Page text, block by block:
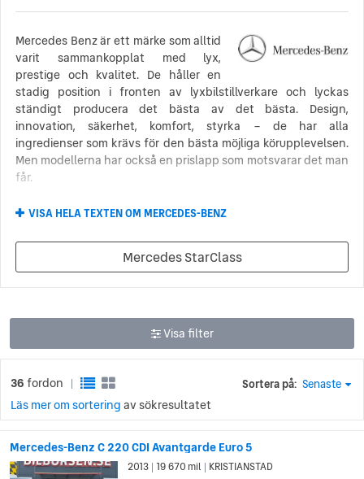
Mercedes Benz är ett märke som alltid
varit sammankopplat med lyx,
prestige och kvalitet. De håller en
stadig position i fronten av lyxbilstillverkare och lyckas
ständigt producera det bästa av det bästa. Design,
innovation, säkerhet, komfort, styrka – de har alla
ingredienser som krävs för den bästa möjliga körupplevelsen.
Men modellerna har också en prislapp som motsvarar det man
får.
När man letar efter en lyxig bil i den högre prisklassen kan
är ute efter en liten familjebil som Mercedes Benz A-klass, en
lyxig suv som GLC-klass eller en sportig sedan som S-klass –
vilken nyligen krossade allt motstånd i storleksklassen. På
grund av den höga kvaliteten och den höga prislappen är det
Mercedes Benz och den allra första
bilen
Mercedes Benz historia sträcker sig hela vägen tillbaka till den
allra första bilen. Den tyska ingenjören Karl Benz byggde den
Benz företag, Benz & Cie, slog sig senare samman med
biltillverkaren Daimler-Motoren-Gesellschaft (DMG) 1926 och
VISA HELA TEXTEN OM MERCEDES-BENZ
Mercedes StarClass
Visa filter
36 fordon Sortera på: Senaste
Läs mer om sortering av sökresultatet
Mercedes-Benz C 220 CDI Avantgarde Euro 5
2013 19 670 mil KRISTIANSTAD